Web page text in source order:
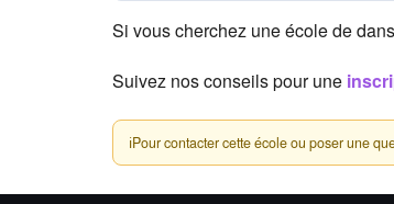
Si vous cherchez une école de
Suivez nos conseils pour une
ℹPour contacter cette école ou poser une